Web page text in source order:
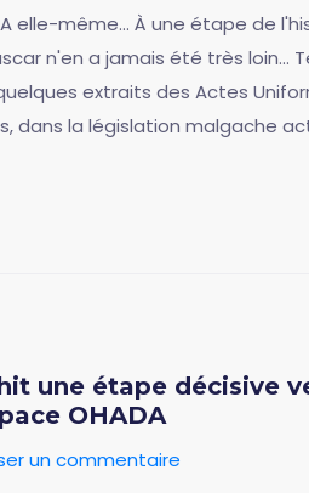
elle-même... À une étape de
n'en a jamais été très loin...
extraits des Actes
dans la législation malgache
une étape décisive
OHADA
un commentaire